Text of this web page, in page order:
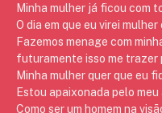
Minha mulher já ficou com
O dia em que eu virei mulher
Fazemos menage com
futuramente isso me trazer
Minha mulher quer que eu
Estou apaixonada pelo meu
Como ser um homem na